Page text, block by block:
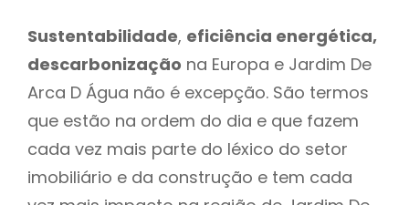
Sustentabilidade, eficiência energética,
descarbonização na Europa e Jardim De
Arca D Água não é excepção. São termos
que estão na ordem do dia e que fazem
cada vez mais parte do léxico do setor
imobiliário e da construção e tem cada